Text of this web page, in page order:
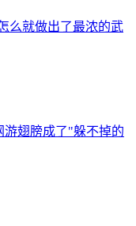
么就做出了最浓的武
游翅膀成了"躲不掉的